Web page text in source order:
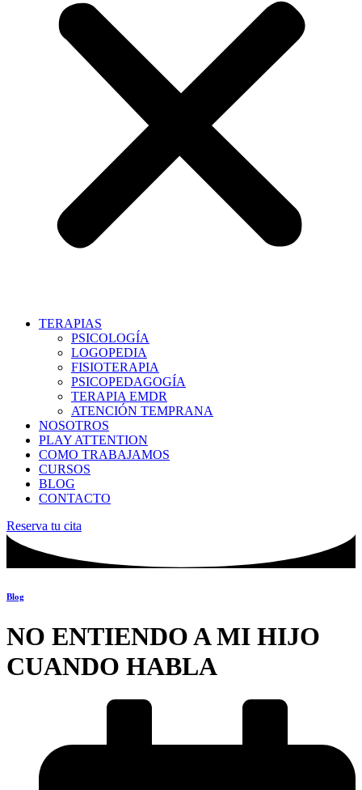
TERAPIAS
PSICOLOGÍA
LOGOPEDIA
FISIOTERAPIA
PSICOPEDAGOGÍA
TERAPIA EMDR
ATENCIÓN TEMPRANA
NOSOTROS
PLAY ATTENTION
COMO TRABAJAMOS
CURSOS
BLOG
CONTACTO
Reserva tu cita
Blog
NO ENTIENDO A MI HIJO
CUANDO HABLA